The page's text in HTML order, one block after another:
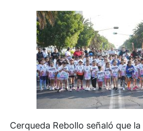
Cerqueda Rebollo señaló que la